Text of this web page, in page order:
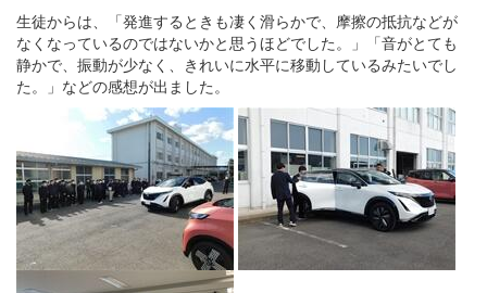
生徒からは、「発進するときも凄く滑らかで、摩擦の抵抗などが
なくなっているのではないかと思うほどでした。」「音がとても
静かで、振動が少なく、きれいに水平に移動しているみたいでし
た。」などの感想が出ました。